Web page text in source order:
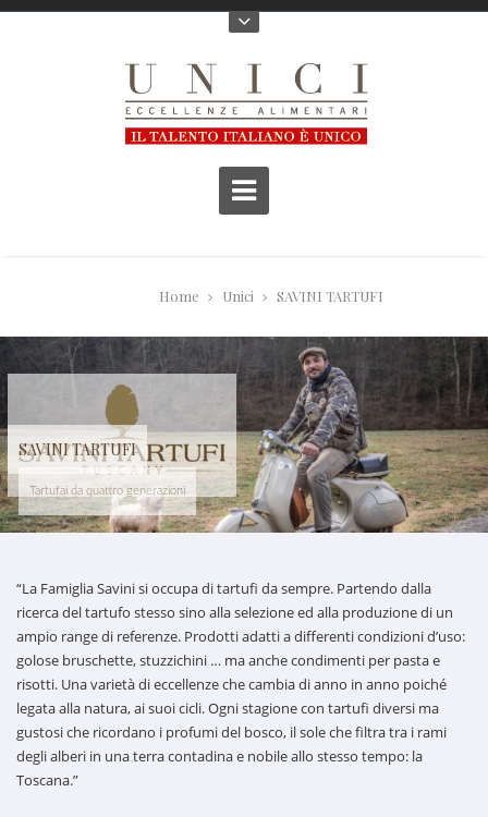
Home Unici SAVINI TARTUFI
SAVINI TARTUFI
Tartufai da quattro generazioni
“La Famiglia Savini si occupa di tartufi da sempre. Partendo dalla
ricerca del tartufo stesso sino alla selezione ed alla produzione di un
ampio range di referenze. Prodotti adatti a differenti condizioni d’uso:
golose bruschette, stuzzichini … ma anche condimenti per pasta e
risotti. Una varietà di eccellenze che cambia di anno in anno poiché
legata alla natura, ai suoi cicli. Ogni stagione con tartufi diversi ma
gustosi che ricordano i profumi del bosco, il sole che filtra tra i rami
degli alberi in una terra contadina e nobile allo stesso tempo: la
Toscana.”